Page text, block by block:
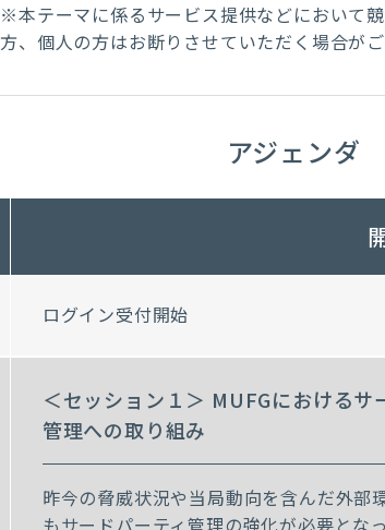
※本テーマに係るサービス提供などにおいて競
方、個人の方はお断りさせていただく場合がご
アジェンダ
ログイン受付開始
＜セッション１＞ MUFGにおける
管理への取り組み
昨今の脅威状況や当局動向を含んだ外部
もサードパーティ管理の強化が必要となっ